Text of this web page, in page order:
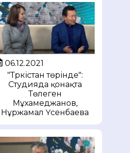
06.12.2021
"Түркістан төрінде":
Студияда қонақта
Төлеген
Мұхамеджанов,
Нұржамал Үсенбаева